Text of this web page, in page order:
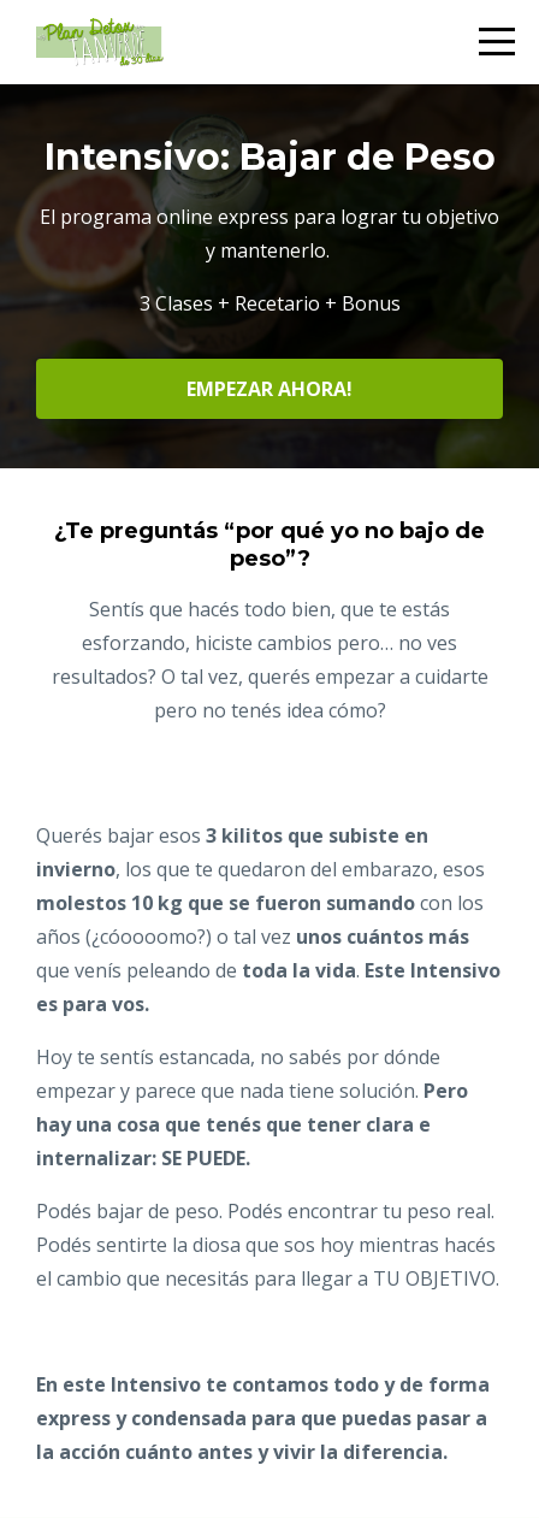
Intensivo: Bajar de Peso
El programa online express para lograr tu objetivo
y mantenerlo.
3 Clases + Recetario + Bonus
EMPEZAR AHORA!
¿Te preguntás “por qué yo no bajo de
peso”?
Sentís que hacés todo bien, que te estás
esforzando, hiciste cambios pero… no ves
resultados? O tal vez, querés empezar a cuidarte
pero no tenés idea cómo?
Querés bajar esos 3 kilitos que subiste en
invierno, los que te quedaron del embarazo, esos
molestos 10 kg que se fueron sumandocon los
años (¿cóoooomo?) o tal vez unos cuántos más
que venís peleando de toda la vida. Este Intensivo
es para vos.
Hoy te sentís estancada, no sabés por dónde
empezar y parece que nada tiene solución. Pero
hay una cosa que tenés que tener clara e
internalizar: SE PUEDE.
Podés bajar de peso. Podés encontrar tu peso real.
Podés sentirte la diosa que sos hoy mientras hacés
el cambio que necesitás para llegar a TU OBJETIVO.
En este Intensivo te contamos todo y de forma
express y condensada para que puedas pasar a
la acción cuánto antes y vivir la diferencia.